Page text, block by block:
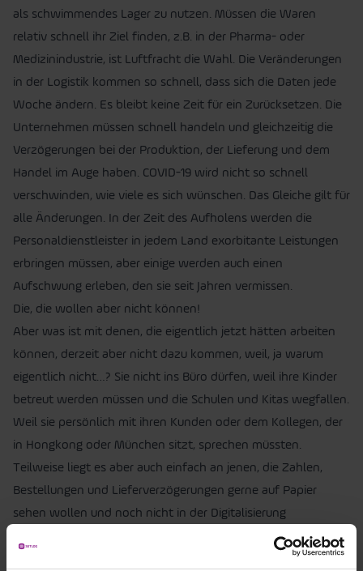
als schwimmendes Lager zu nutzen. Müssen die Waren
relativ schnell ihr Ziel finden, z.B. in der Pharma- oder
Medizinindustrie, ist Luftfracht die Wahl. Die Veränderungen
in der Logistik kommen so schnell, dass sich die Daten jede
Woche ändern. Es bleibt keine Zeit für ein Zurücksetzen. Die
Unternehmen müssen schnell handeln und gleichzeitig die
Verzögerungen bei der Produktion, der Lieferung und dem
Handel im Auge haben. COVID-19 wird nicht so schnell
verschwinden, wie viele es sich wünschen. Das Gleiche gilt für
alle Änderungen. In der Zeit des Aufholens werden die
Personaldienstleister in jedem Land exorbitante Leistungen
erbringen müssen, aber einige werden auch einen
Aufschwung erleben, den sie seit Jahren vermissen.
Die, die wollen aber nicht können!
Aber was ist mit denen, die eigentlich jetzt hätten arbeiten
können, derzeit aber nicht dazu kommen, weil, ja warum
eigentlich nicht…? Sie nicht ins Büro dürfen, weil ihre Kinder
betreut werden müssen und die Schulen und Kitas wegfallen.
Weil sie persönlich mit ihren Kunden oder dem Kollegen, der
in Hongkong oder München sitzt, sprechen müssten.
Teilweise liegt es aber auch einfach an jenen, die Zahlen,
Bestellungen und Lieferverzögerungen gerne auf Papier
sehen wollen und noch nicht in der Digitalisierung
angekommen sind. Dann fällt auch Home-Office schwer. Gibt
es nicht, wird der ein oder andere jetzt sagen. Doch dieses